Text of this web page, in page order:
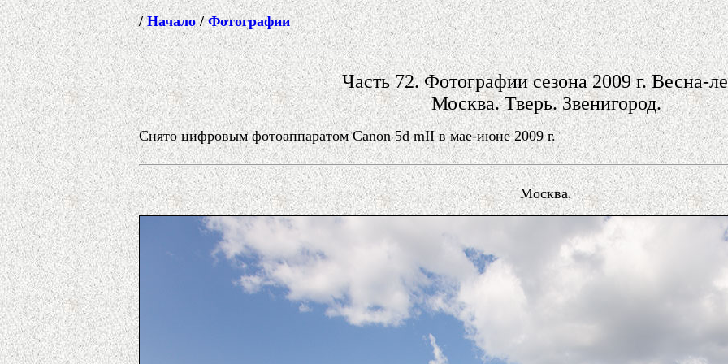
/Начало/Фотографии
Часть 72. Фотографии сезона 2009 г. Весна-
Москва. Тверь. Звенигород.
Снято цифровым фотоаппаратом Canon 5d mII в мае-июне 2009 г.
Москва.